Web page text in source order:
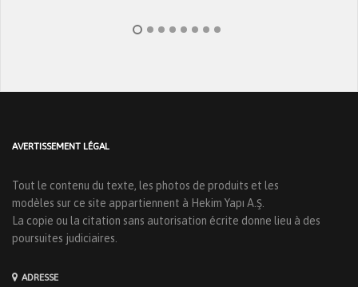
AVERTISSEMENT LÉGAL
Tout le contenu du texte, les photos de produits et les
modèles sur ce site appartiennent à Hekim Yapı A.Ş.
La copie ou la citation sans autorisation écrite donne lieu à des
poursuites judiciaires.
ADRESSE